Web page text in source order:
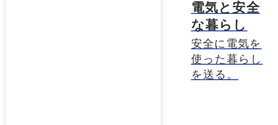
電気と安全
な暮らし
安全に電気を
使った暮らし
を送る。